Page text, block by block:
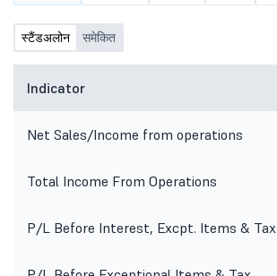
स्टैंडअलोन समेकित
Indicator
Net Sales/Income from operations
Total Income From Operations
P/L Before Interest, Excpt. Items & Tax